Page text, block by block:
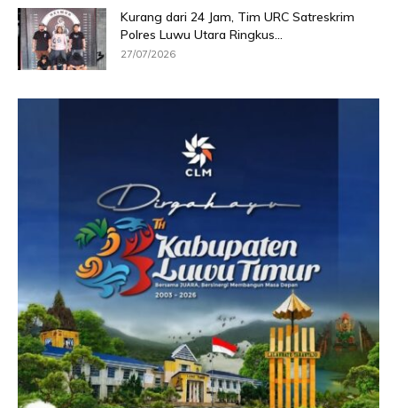
Kurang dari 24 Jam, Tim URC Satreskrim
Polres Luwu Utara Ringkus...
27/07/2026